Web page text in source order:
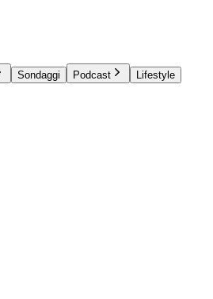
Sondaggi Podcast
Lifestyle